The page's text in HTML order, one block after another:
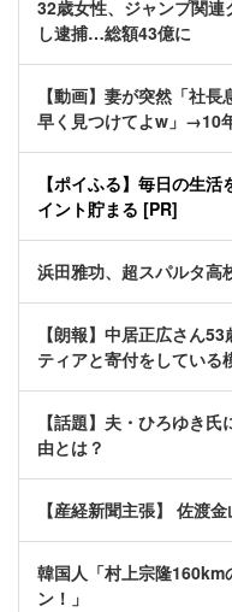
32歳女性、ジャンプ関
し逮捕…総額43億に
【動画】妻が突然「社
早く見つけてよw」→10
【ポイふる】毎日の生
イント貯まる [PR]
浜田雅功、超スパルタ
【朗報】中居正広さん
ティアと寄付をしている
【話題】夫・ひろゆき
由とは？
【産経新聞主張】 佐渡
韓国人「村上宗隆160km
ン！」